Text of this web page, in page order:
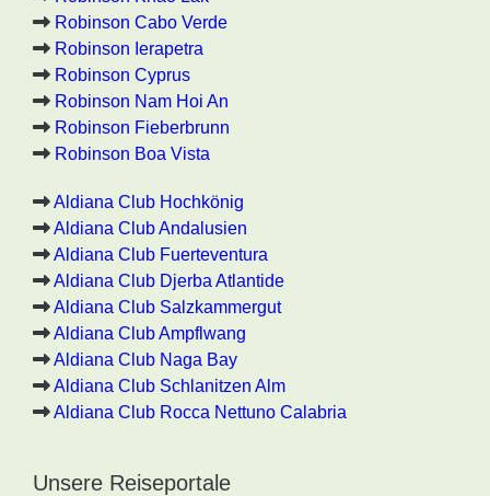
Robinson Cabo Verde
Robinson Ierapetra
Robinson Cyprus
Robinson Nam Hoi An
Robinson Fieberbrunn
Robinson Boa Vista
Aldiana Club Hochkönig
Aldiana Club Andalusien
Aldiana Club Fuerteventura
Aldiana Club Djerba Atlantide
Aldiana Club Salzkammergut
Aldiana Club Ampflwang
Aldiana Club Naga Bay
Aldiana Club Schlanitzen Alm
Aldiana Club Rocca Nettuno Calabria
Unsere Reiseportale